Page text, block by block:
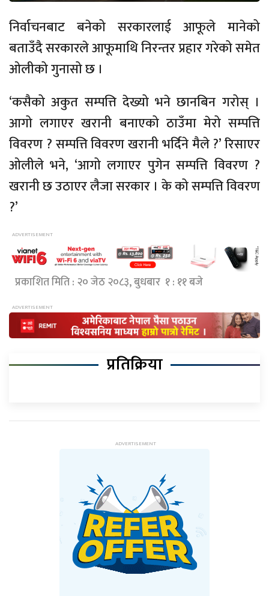
निर्वाचनबाट बनेको सरकारलाई आफूले मानेको
बताउँदै सरकारले आफूमाथि निरन्तर प्रहार गरेको समेत
ओलीको गुनासो छ ।
‘कसैको अकुत सम्पत्ति देख्यो भने छानबिन गरोस् ।
आगो लगाएर खरानी बनाएको ठाउँमा मेरो सम्पत्ति
विवरण ? सम्पत्ति विवरण खरानी भर्दिने मैले ?’ रिसाएर
ओलीले भने, ‘आगो लगाएर पुगेन सम्पत्ति विवरण ?
खरानी छ उठाएर लैजा सरकार । के को सम्पत्ति विवरण
?’
प्रकाशित मिति : २० जेठ २०८३, बुधबार १ : ११ बजे
प्रतिक्रिया